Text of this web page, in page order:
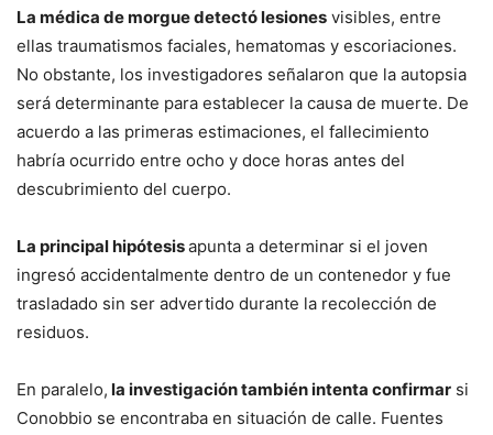
La médica de morgue detectó lesiones visibles, entre
ellas traumatismos faciales, hematomas y escoriaciones.
No obstante, los investigadores señalaron que la autopsia
será determinante para establecer la causa de muerte. De
acuerdo a las primeras estimaciones, el fallecimiento
habría ocurrido entre ocho y doce horas antes del
descubrimiento del cuerpo.
La principal hipótesisapunta a determinar si el joven
ingresó accidentalmente dentro de un contenedor y fue
trasladado sin ser advertido durante la recolección de
residuos.
En paralelo, la investigación también intenta confirmar si
Conobbio se encontraba en situación de calle. Fuentes